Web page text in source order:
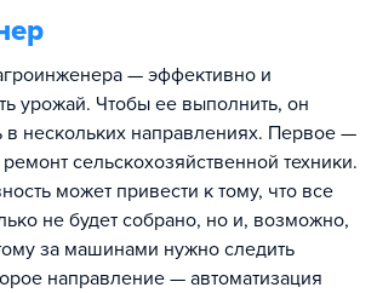
— эффективно и
урожай. Чтобы ее выполнить, он
в нескольких направлениях. Первое —
сельскохозяйственной техники.
может привести к тому, что все
не будет собрано, но и, возможно,
за машинами нужно следить
направление — автоматизация